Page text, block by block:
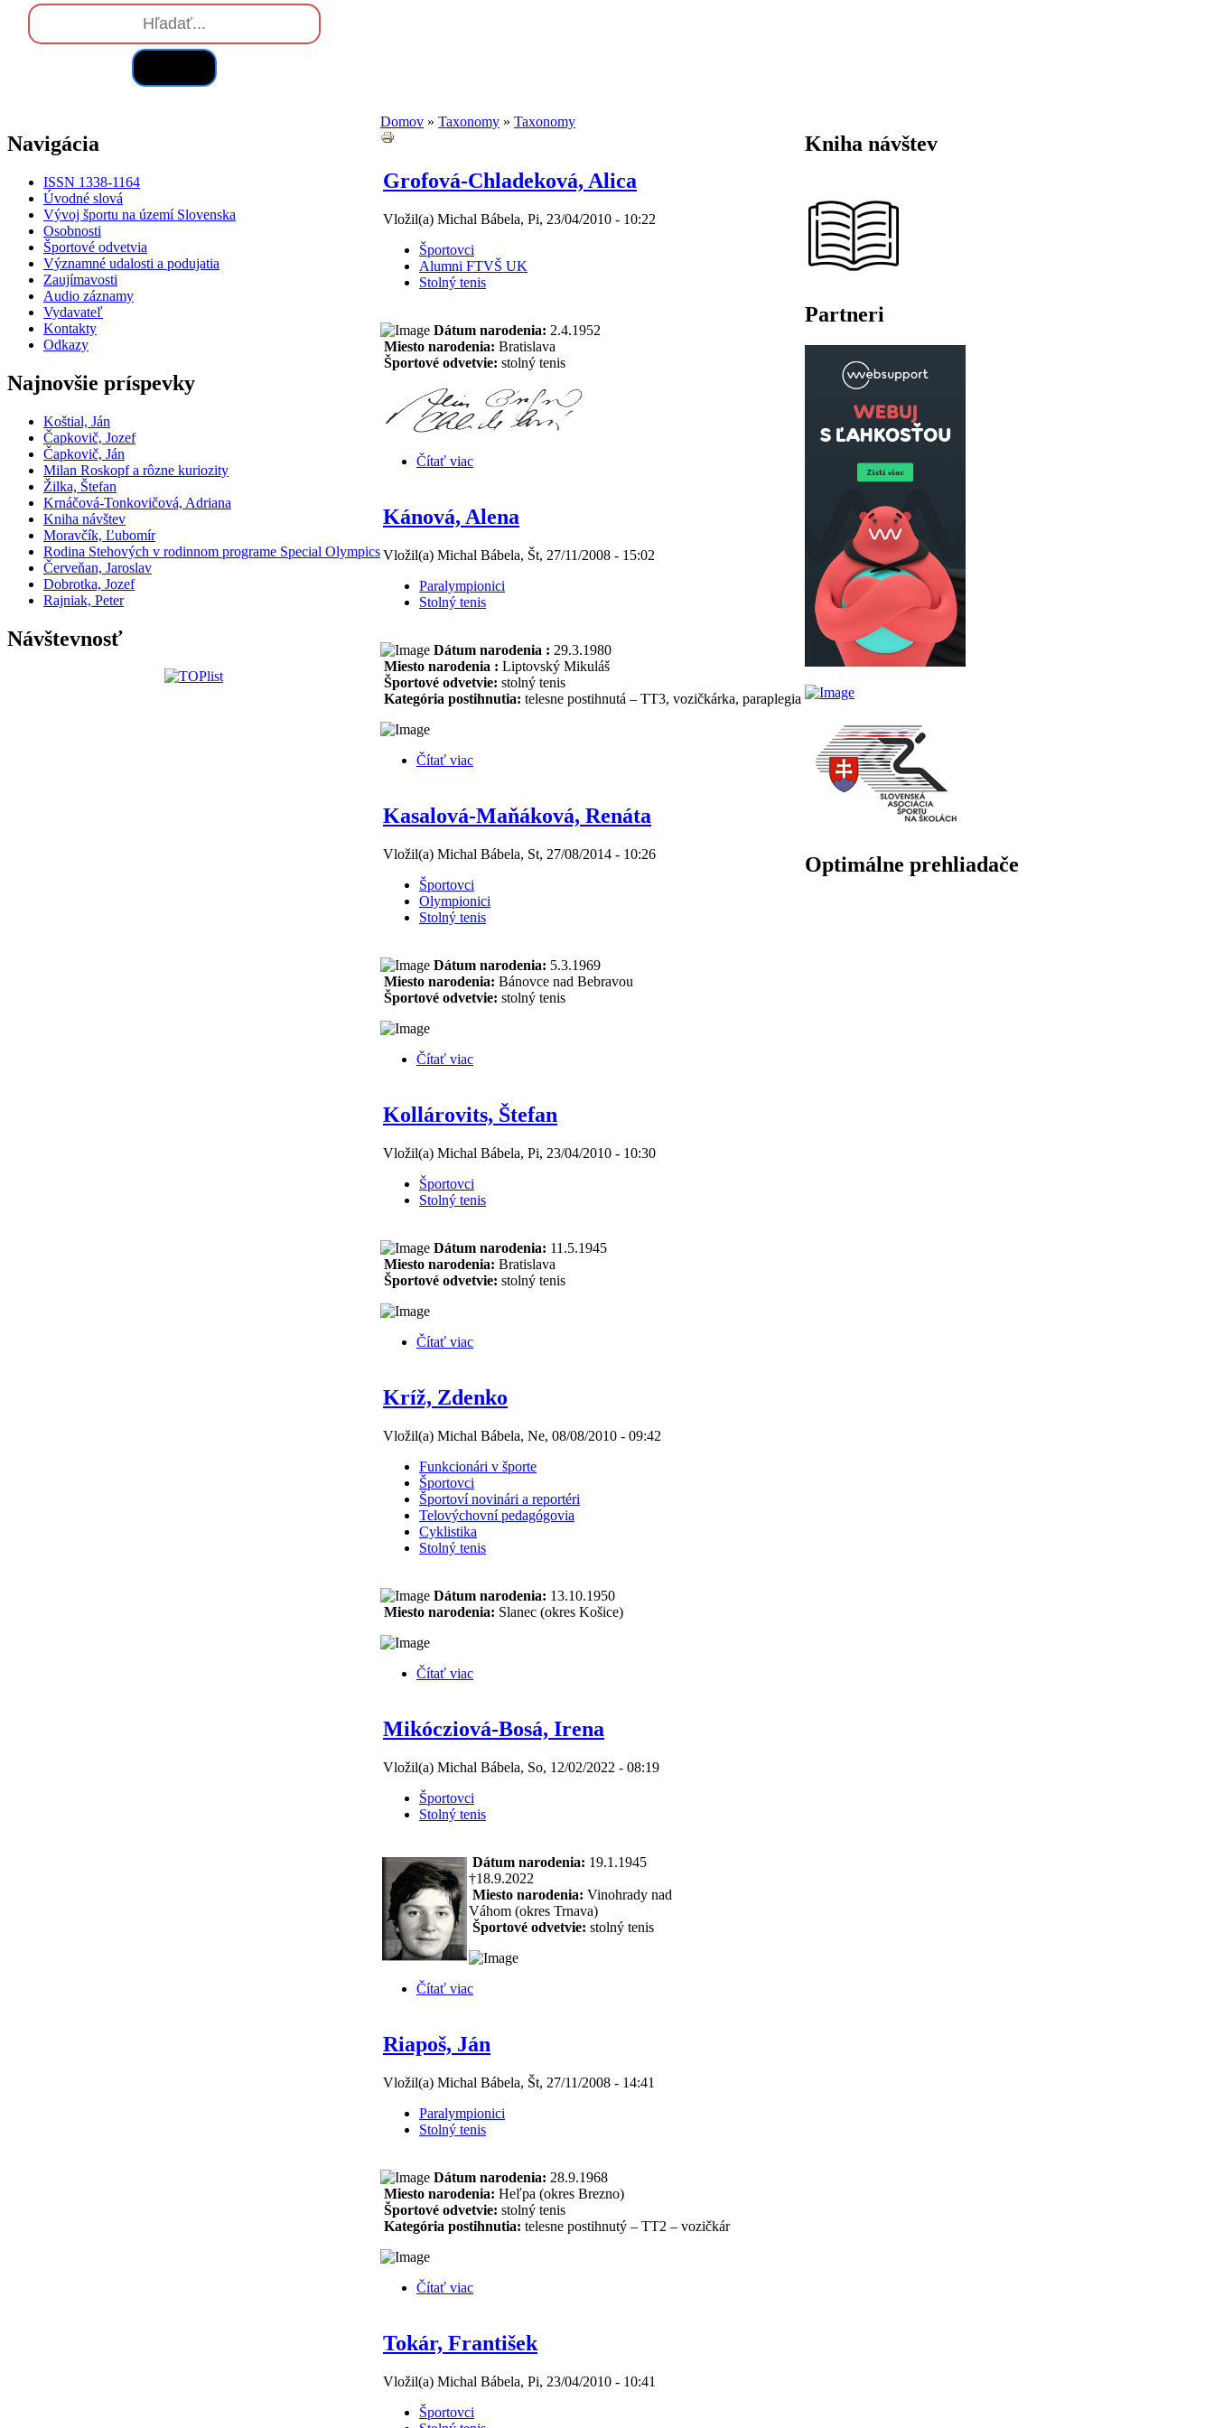
Navigácia
ISSN 1338-1164
Úvodné slová
Vývoj športu na území Slovenska
Osobnosti
Športové odvetvia
Významné udalosti a podujatia
Zaujímavosti
Audio záznamy
Vydavateľ
Kontakty
Odkazy
Najnovšie príspevky
Koštial, Ján
Čapkovič, Jozef
Čapkovič, Ján
Milan Roskopf a rôzne kuriozity
Žilka, Štefan
Krnáčová-Tonkovičová, Adriana
Kniha návštev
Moravčík, Ľubomír
Rodina Stehových v rodinnom programe Special Olympics
Červeňan, Jaroslav
Dobrotka, Jozef
Rajniak, Peter
Návštevnosť
Domov » Taxonomy » Taxonomy
Grofová-Chladeková, Alica
Vložil(a) Michal Bábela, Pi, 23/04/2010 - 10:22
Športovci
Alumni FTVŠ UK
Stolný tenis
Dátum narodenia: 2.4.1952
Miesto narodenia: Bratislava
Športové odvetvie: stolný tenis
Čítať viac
Kánová, Alena
Vložil(a) Michal Bábela, Št, 27/11/2008 - 15:02
Paralympionici
Stolný tenis
Dátum narodenia : 29.3.1980
Miesto narodenia : Liptovský Mikuláš
Športové odvetvie: stolný tenis
Kategória postihnutia: telesne postihnutá – TT3, vozičkárka, paraplegia
Čítať viac
Kasalová-Maňáková, Renáta
Vložil(a) Michal Bábela, St, 27/08/2014 - 10:26
Športovci
Olympionici
Stolný tenis
Dátum narodenia: 5.3.1969
Miesto narodenia: Bánovce nad Bebravou
Športové odvetvie: stolný tenis
Čítať viac
Kollárovits, Štefan
Vložil(a) Michal Bábela, Pi, 23/04/2010 - 10:30
Športovci
Stolný tenis
Dátum narodenia: 11.5.1945
Miesto narodenia: Bratislava
Športové odvetvie: stolný tenis
Čítať viac
Kríž, Zdenko
Vložil(a) Michal Bábela, Ne, 08/08/2010 - 09:42
Funkcionári v športe
Športovci
Športoví novinári a reportéri
Telovýchovní pedagógovia
Cyklistika
Stolný tenis
Dátum narodenia: 13.10.1950
Miesto narodenia: Slanec (okres Košice)
Čítať viac
Mikócziová-Bosá, Irena
Vložil(a) Michal Bábela, So, 12/02/2022 - 08:19
Športovci
Stolný tenis
Dátum narodenia: 19.1.1945
†18.9.2022
Miesto narodenia: Vinohrady nad
Váhom (okres Trnava)
Športové odvetvie: stolný tenis
Čítať viac
Riapoš, Ján
Vložil(a) Michal Bábela, Št, 27/11/2008 - 14:41
Paralympionici
Stolný tenis
Dátum narodenia: 28.9.1968
Miesto narodenia: Heľpa (okres Brezno)
Športové odvetvie: stolný tenis
Kategória postihnutia: telesne postihnutý – TT2 – vozičkár
Čítať viac
Tokár, František
Vložil(a) Michal Bábela, Pi, 23/04/2010 - 10:41
Športovci
Kniha návštev
Partneri
Optimálne prehliadače